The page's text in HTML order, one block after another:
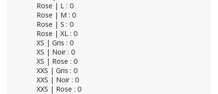
Rose | L : 0
Rose | M : 0
Rose | S : 0
Rose | XL : 0
XS | Gris : 0
XS | Noir : 0
XS | Rose : 0
XXS | Gris : 0
XXS | Noir : 0
XXS | Rose : 0